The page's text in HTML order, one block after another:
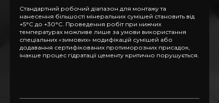
Стандартний робочий діапазон для монтажу та
нанесення більшості мінеральних сумішей становить від
+5°C до +30°C. Проведення робіт при нижчих
температурах можливе лише за умови використання
спеціальних «зимових» модифікацій сумішей або
додавання сертифікованих протиморозних присадок,
інакше процес гідратації цементу критично порушується.